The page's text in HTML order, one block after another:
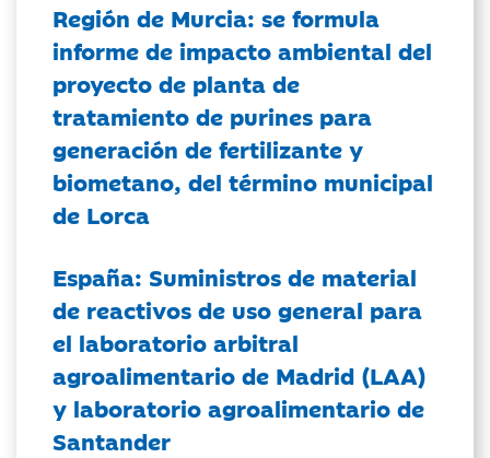
Región de Murcia: se formula
informe de impacto ambiental del
proyecto de planta de
tratamiento de purines para
generación de fertilizante y
biometano, del término municipal
de Lorca
España: Suministros de material
de reactivos de uso general para
el laboratorio arbitral
agroalimentario de Madrid (LAA)
y laboratorio agroalimentario de
Santander